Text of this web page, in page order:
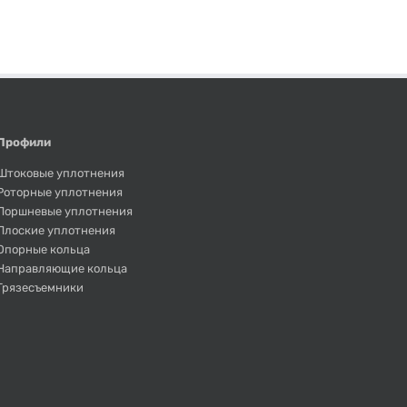
уплотнения
уплотнения
уплотнения
уплотнения
кольца
кольца